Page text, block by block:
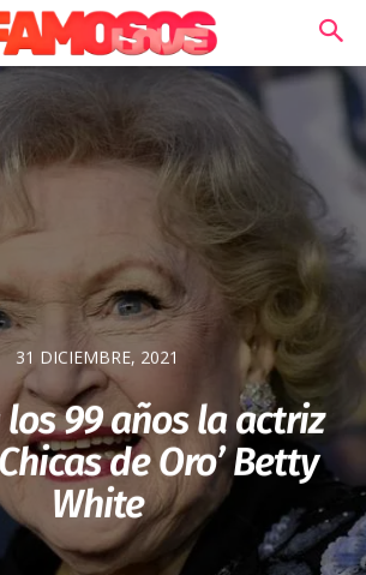
31 DICIEMBRE, 2021
99 años la actriz
de Oro’ Betty
White